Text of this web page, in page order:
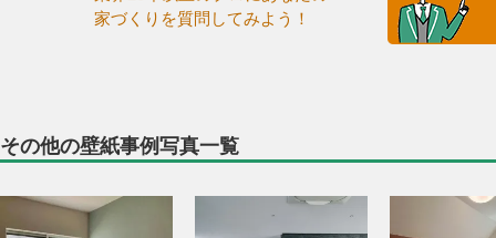
家づくりを質問してみよう！
その他の壁紙事例写真一覧